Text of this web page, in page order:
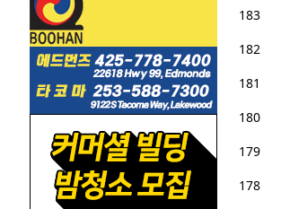
183
182
181
180
179
178